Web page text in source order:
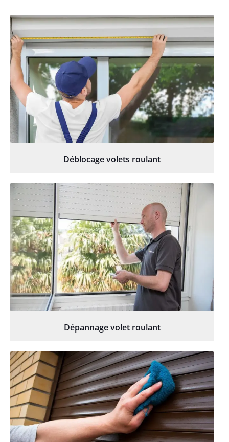
Déblocage volets roulant
Dépannage volet roulant